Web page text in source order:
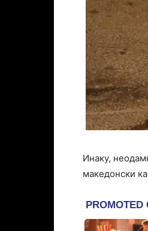
Инаку,
македонски